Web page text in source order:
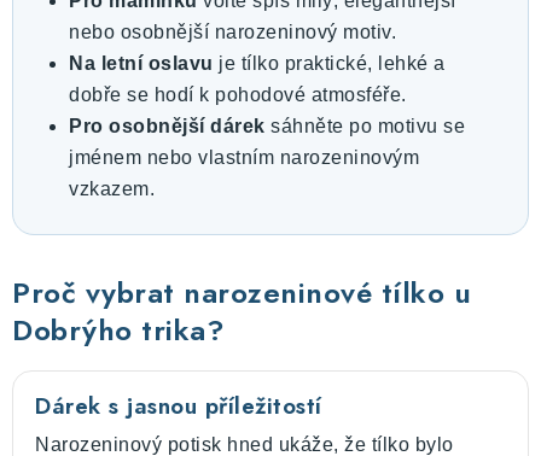
nebo osobnější narozeninový motiv.
Na letní oslavu je tílko praktické, lehké a
dobře se hodí k pohodové atmosféře.
Pro osobnější dárek sáhněte po motivu se
jménem nebo vlastním narozeninovým
vzkazem.
Proč vybrat narozeninové tílko u
Dobrýho trika?
Dárek s jasnou příležitostí
Narozeninový potisk hned ukáže, že tílko bylo